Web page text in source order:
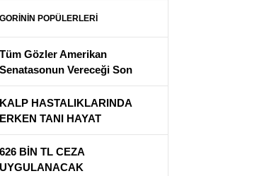
POPÜLERLERİ
Tüm Gözler Amerikan
Senatasonun Vereceği Son
Kararda
KALP HASTALIKLARINDA
ERKEN TANI HAYAT
KURTARIYOR
626 BİN TL CEZA
UYGULANACAK